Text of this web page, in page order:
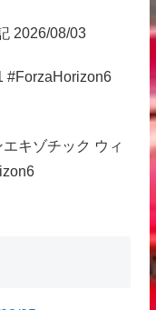
2026/08/03
#ForzaHorizon6
キゾチック ウィ